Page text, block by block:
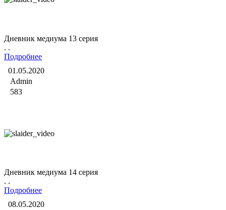
Дневник медиума 13 серия
. .
Подробнее
01.05.2020
Admin
583
Дневник медиума 14 серия
. .
Подробнее
08.05.2020